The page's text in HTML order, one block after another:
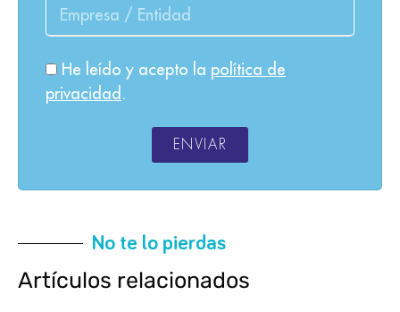
He leído y acepto la política de
privacidad .
ENVIAR
No te lo pierdas
Artículos relacionados